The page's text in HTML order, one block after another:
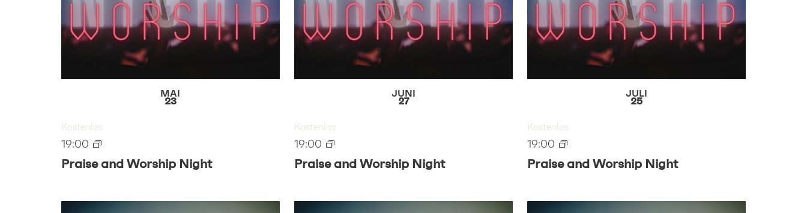
VIEW
MAI
23
Praise and Worship Night
19:00
Kostenlos
JUNI
27
Praise and Worship Night
19:00
Kostenlos
JULI
25
Praise and Worship Night
19:00
Kostenlos